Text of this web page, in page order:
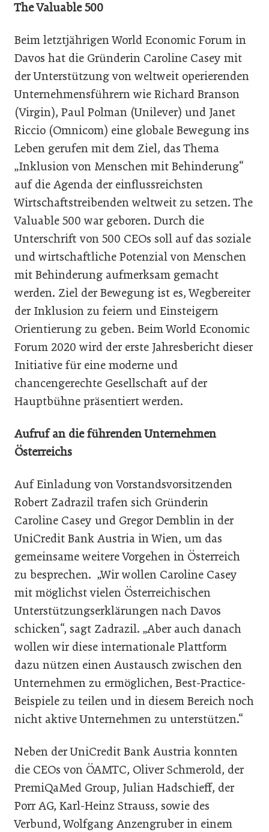
The Valuable 500
Beim letztjährigen World Economic Forum in
Davos hat die Gründerin Caroline Casey mit
der Unterstützung von weltweit operierenden
Unternehmensführern wie Richard Branson
(Virgin), Paul Polman (Unilever) und Janet
Riccio (Omnicom) eine globale Bewegung ins
Leben gerufen mit dem Ziel, das Thema
„Inklusion von Menschen mit Behinderung“
auf die Agenda der einflussreichsten
Wirtschaftstreibenden weltweit zu setzen. The
Valuable 500 war geboren. Durch die
Unterschrift von 500 CEOs soll auf das soziale
und wirtschaftliche Potenzial von Menschen
mit Behinderung aufmerksam gemacht
werden. Ziel der Bewegung ist es, Wegbereiter
der Inklusion zu feiern und Einsteigern
Orientierung zu geben. Beim World Economic
Forum 2020 wird der erste Jahresbericht dieser
Initiative für eine moderne und
chancengerechte Gesellschaft auf der
Hauptbühne präsentiert werden.
Aufruf an die führenden Unternehmen
Österreichs
Auf Einladung von Vorstandsvorsitzenden
Robert Zadrazil trafen sich Gründerin
Caroline Casey und Gregor Demblin in der
UniCredit Bank Austria in Wien, um das
gemeinsame weitere Vorgehen in Österreich
zu besprechen. „Wir wollen Caroline Casey
mit möglichst vielen Österreichischen
Unterstützungserklärungen nach Davos
schicken“, sagt Zadrazil. „Aber auch danach
wollen wir diese internationale Plattform
dazu nützen einen Austausch zwischen den
Unternehmen zu ermöglichen, Best-Practice-
Beispiele zu teilen und in diesem Bereich noch
nicht aktive Unternehmen zu unterstützen.“
Neben der UniCredit Bank Austria konnten
die CEOs von ÖAMTC, Oliver Schmerold, der
PremiQaMed Group, Julian Hadschieff, der
Porr AG, Karl-Heinz Strauss, sowie des
Verbund, Wolfgang Anzengruber in einem